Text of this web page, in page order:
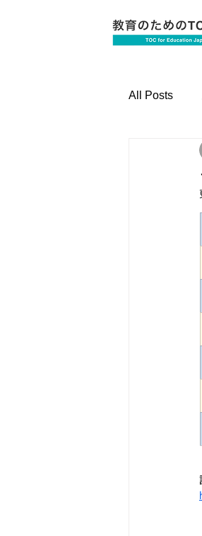
All Posts
国際資